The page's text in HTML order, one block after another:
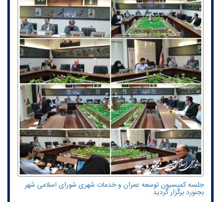
جلسه کمیسیون توسعه عمران و خدمات شهری شورای اسلامی شهر
بجنورد برگزار گردید